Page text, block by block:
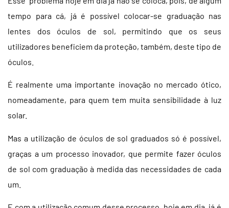
tempo para cá, já é possível colocar-se graduação nas
lentes dos óculos de sol, permitindo que os seus
utilizadores beneficiem da proteção, também, deste tipo de
óculos.
É realmente uma importante inovação no mercado ótico,
nomeadamente, para quem tem muita sensibilidade à luz
solar.
Mas a utilização de óculos de sol graduados só é possível,
graças a um processo inovador, que permite fazer óculos
de sol com graduação à medida das necessidades de cada
um.